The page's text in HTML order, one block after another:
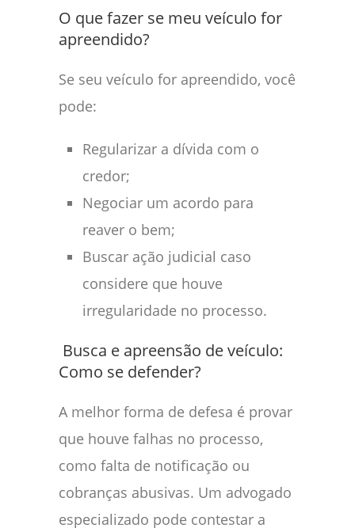
O que fazer se meu veículo for
apreendido?
Se seu veículo for apreendido, você
pode:
Regularizar a dívida com o
credor;
Negociar um acordo para
reaver o bem;
Buscar ação judicial caso
considere que houve
irregularidade no processo.
Busca e apreensão de veículo:
Como se defender?
A melhor forma de defesa é provar
que houve falhas no processo,
como falta de notificação ou
cobranças abusivas. Um advogado
especializado pode contestar a